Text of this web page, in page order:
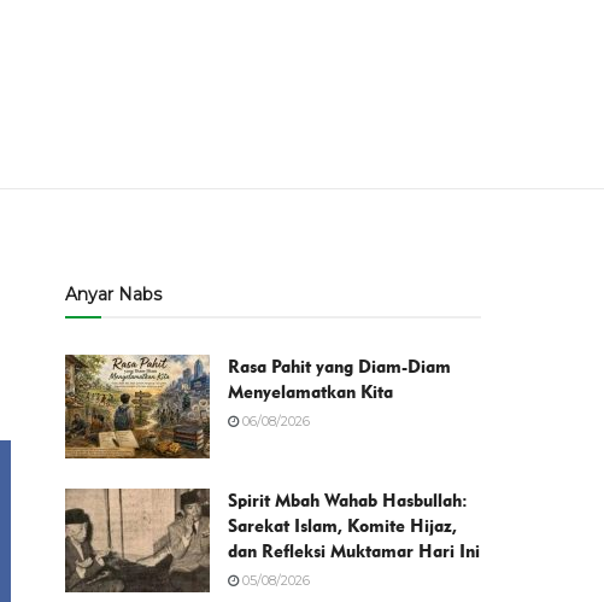
Anyar Nabs
Rasa Pahit yang Diam-Diam
Menyelamatkan Kita
06/08/2026
Spirit Mbah Wahab Hasbullah:
Sarekat Islam, Komite Hijaz,
dan Refleksi Muktamar Hari Ini
05/08/2026